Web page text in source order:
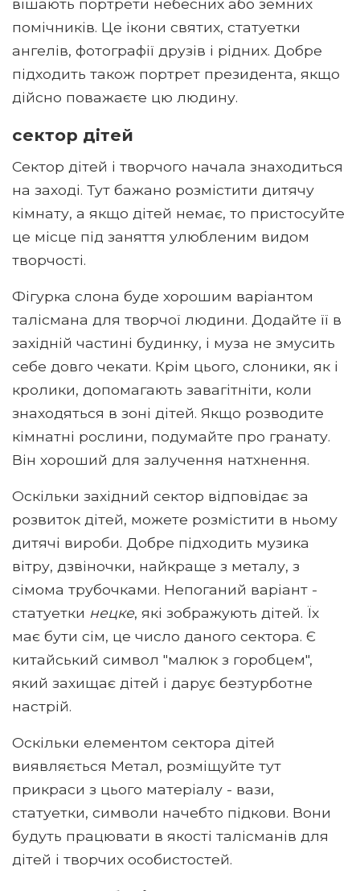
вішають портрети небесних або земних
помічників. Це ікони святих, статуетки
ангелів, фотографії друзів і рідних. Добре
підходить також портрет президента, якщо
дійсно поважаєте цю людину.
сектор дітей
Сектор дітей і творчого начала знаходиться
на заході. Тут бажано розмістити дитячу
кімнату, а якщо дітей немає, то пристосуйте
це місце під заняття улюбленим видом
творчості.
Фігурка слона буде хорошим варіантом
талісмана для творчої людини. Додайте її в
західній частині будинку, і муза не змусить
себе довго чекати. Крім цього, слоники, як і
кролики, допомагають завагітніти, коли
знаходяться в зоні дітей. Якщо розводите
кімнатні рослини, подумайте про гранату.
Він хороший для залучення натхнення.
Оскільки західний сектор відповідає за
розвиток дітей, можете розмістити в ньому
дитячі вироби. Добре підходить музика
вітру, дзвіночки, найкраще з металу, з
сімома трубочками. Непоганий варіант -
статуетки нецке, які зображують дітей. Їх
має бути сім, це число даного сектора. Є
китайський символ "малюк з горобцем",
який захищає дітей і дарує безтурботне
настрій.
Оскільки елементом сектора дітей
виявляється Метал, розміщуйте тут
прикраси з цього матеріалу - вази,
статуетки, символи начебто підкови. Вони
будуть працювати в якості талісманів для
дітей і творчих особистостей.